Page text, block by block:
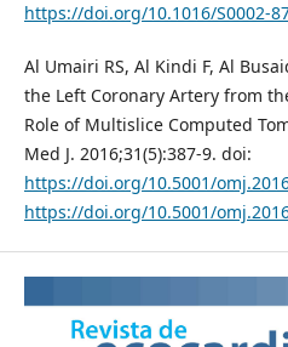
https://doi.org/10.1016/S0002-
Al Umairi RS, Al Kindi F, Al
the Left Coronary Artery from
Role of Multislice Computed
Med J. 2016;31(5):387-9. doi:
https://doi.org/10.5001/
https://doi.org/10.5001/